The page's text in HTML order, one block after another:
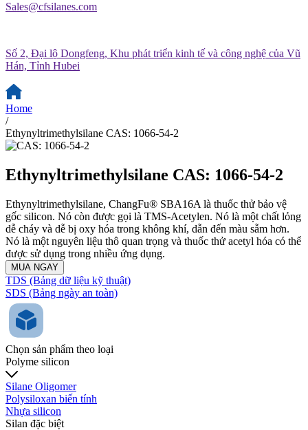
Sales@cfsilanes.com
Số 2, Đại lộ Dongfeng, Khu phát triển kinh tế và công nghệ của Vũ
Hán, Tỉnh Hubei
Home
/
Ethynyltrimethylsilane CAS: 1066-54-2
Ethynyltrimethylsilane CAS: 1066-54-2
Ethynyltrimethylsilane, ChangFu® SBA16A là thuốc thử bảo vệ
gốc silicon. Nó còn được gọi là TMS-Acetylen. Nó là một chất lỏng
dễ cháy và dễ bị oxy hóa trong không khí, dẫn đến màu sẫm hơn.
Nó là một nguyên liệu thô quan trọng và thuốc thử acetyl hóa có thể
được sử dụng trong nhiều ứng dụng.
MUA NGAY
TDS (Bảng dữ liệu kỹ thuật)
SDS (Bảng ngày an toàn)
Chọn sản phẩm theo loại
Polyme silicon
Silane Oligomer
Polysiloxan biến tính
Nhựa silicon
Silan đặc biệt